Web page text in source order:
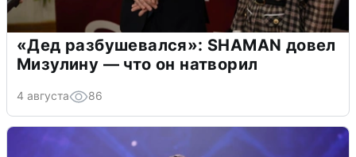
«Дед разбушевался»: SHAMAN довел
Мизулину — что он натворил
4 августа 86